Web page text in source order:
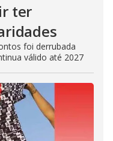
ter
foi derrubada
válido até 2027